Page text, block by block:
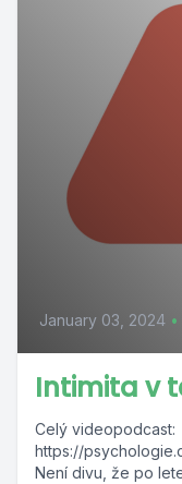
January 03, 2024 •
Intimita v
Celý videopodcast:
https://
Není divu, že po